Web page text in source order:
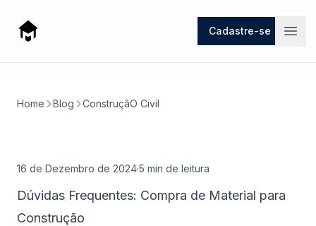
Mago Cadastre-se
Home Blog ConstruçãO Civil
16 de Dezembro de 2024·5 min de leitura
Dúvidas Frequentes: Compra de Material para
Construção